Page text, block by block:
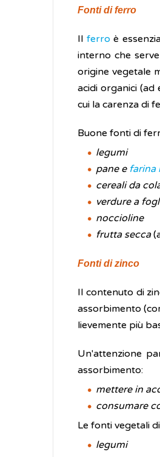
Fonti di ferro
Il ferro è
interno che
origine vegetale
acidi organici
cui la carenza di
Buone fonti di
legumi
pane e farina
cereali da
verdure a
noccioline
frutta secca
Fonti di zinco
Il contenuto di
assorbimento
lievemente più
Un'attenzione
assorbimento:
mettere in
consumare
Le fonti vegetali
legumi